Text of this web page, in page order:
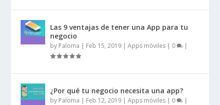
Las 9 ventajas de tener una App para tu
negocio
by Paloma | Feb 15, 2019 |Apps móviles | 0 |
¿Por qué tu negocio necesita una app?
by Paloma | Feb 12, 2019 |Apps móviles | 0 |